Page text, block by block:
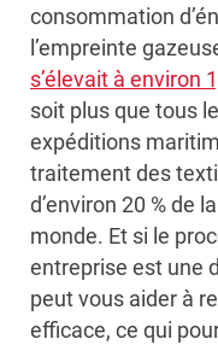
consommation
l’empreinte
s’élevait à environ
soit plus que tous
expéditions
traitement des
d’environ 20 % de
monde. Et si le
entreprise est une
peut vous aider à
efficace, ce qui